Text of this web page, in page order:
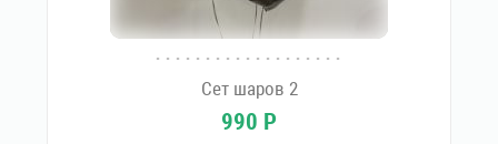
Сет шаров 2
990 Р